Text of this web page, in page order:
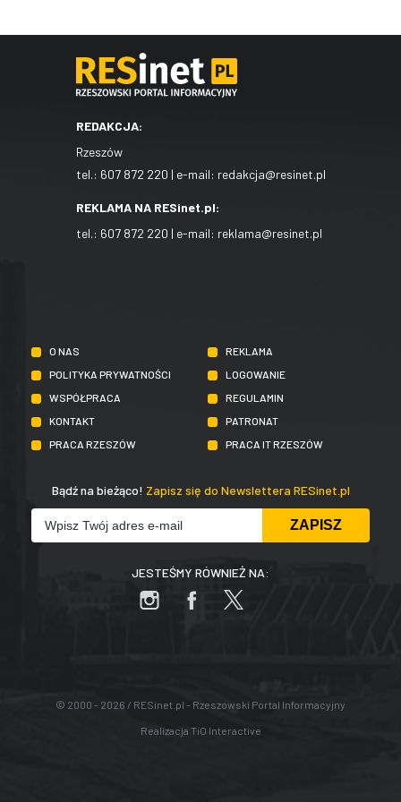
REDAKCJA:
Rzeszów
tel.: 607 872 220 | e-mail: redakcja@resinet.pl
REKLAMA NA RESinet.pl:
tel.: 607 872 220 | e-mail: reklama@resinet.pl
O NAS
REKLAMA
POLITYKA PRYWATNOŚCI
LOGOWANIE
WSPÓŁPRACA
REGULAMIN
KONTAKT
PATRONAT
PRACA RZESZÓW
PRACA IT RZESZÓW
Bądź na bieżąco! Zapisz się do Newslettera RESinet.pl
JESTEŚMY RÓWNIEŻ NA:
© 2000 - 2026 / RESinet.pl - Rzeszowski Portal Informacyjny
Realizacja TiO Interactive